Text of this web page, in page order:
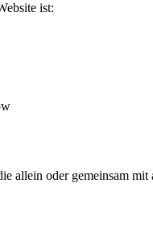
ist:
allein oder gemeinsam